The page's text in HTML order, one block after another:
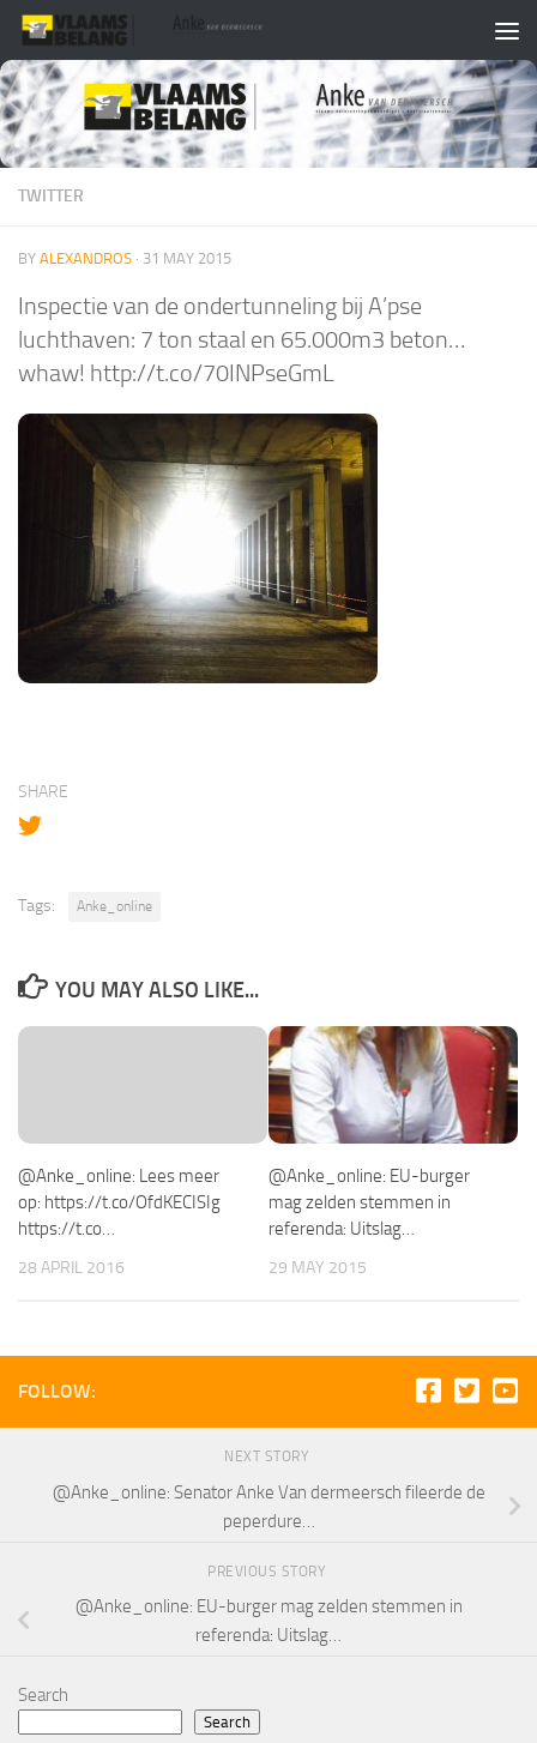
Skip to content
TWITTER
BY ALEXANDROS · 31 MAY 2015
Inspectie van de ondertunneling bij A’pse
luchthaven: 7 ton staal en 65.000m3 beton…
whaw! http://t.co/70INPseGmL
SHARE
Tags: Anke_online
YOU MAY ALSO LIKE...
@Anke_online: Lees meer
op: https://t.co/OfdKECISIg
https://t.co…
28 APRIL 2016
@Anke_online: EU-burger
mag zelden stemmen in
referenda: Uitslag…
29 MAY 2015
FOLLOW:
NEXT STORY
@Anke_online: Senator Anke Van dermeersch fileerde de
peperdure…
PREVIOUS STORY
@Anke_online: EU-burger mag zelden stemmen in
referenda: Uitslag…
Search
Search